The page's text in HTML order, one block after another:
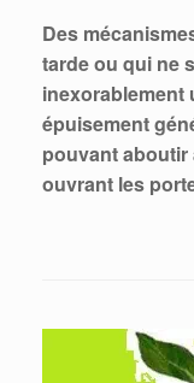
Des
tarde ou qui ne
inexorablement
épuisement
pouvant
ouvrant les